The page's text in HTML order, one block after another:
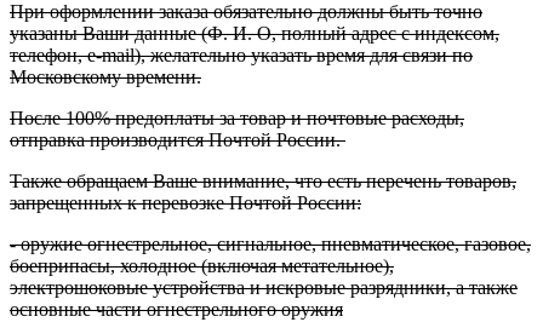
При оформлении заказа обязательно должны быть точно
указаны Ваши данные (Ф. И. О, полный адрес с индексом,
телефон, e-mail), желательно указать время для связи по
Московскому времени.
После 100% предоплаты за товар и почтовые расходы,
отправка производится Почтой России.
Также обращаем Ваше внимание, что есть перечень товаров,
запрещенных к перевозке Почтой России:
- оружие огнестрельное, сигнальное, пневматическое, газовое,
боеприпасы, холодное (включая метательное),
электрошоковые устройства и искровые разрядники, а также
основные части огнестрельного оружия